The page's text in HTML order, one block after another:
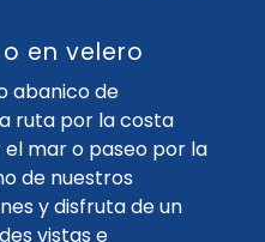
en velero
abanico de
ruta por la costa
mar o paseo por la
de nuestros
y disfruta de un
vistas e